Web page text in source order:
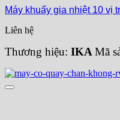
Máy khuấy gia nhiệt 10 vị
Liên hệ
Thương hiệu: IKAMã